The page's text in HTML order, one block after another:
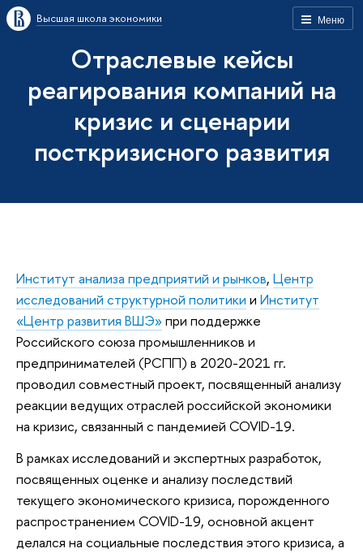
Меню
Высшая школа экономики
Отраслевые кейсы
реагирования компаний на
кризис и сценарии
посткризисного развития
Институт анализа предприятий и рынков, Центр
исследований структурной политики и Институт
«Центр развития ВШЭ»при поддержке
Российского союза промышленников и
предпринимателей (РСПП) в 2020-2021 гг.
проводил совместный проект, посвященный анализу
реакции ведущих отраслей российской экономики
на кризис, связанный с пандемией COVID-19.
В рамках исследований и экспертных разработок,
посвященных оценке и анализу последствий
текущего экономического кризиса, порожденного
распространением COVID-19, основной акцент
делался на социальные последствия этого кризиса, а